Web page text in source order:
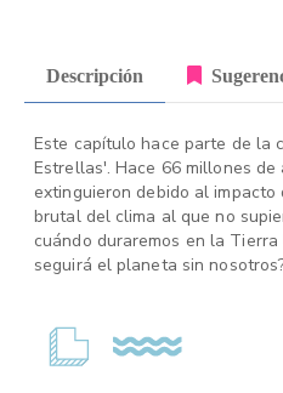
Descripción
Este capítulo hace parte de la
Estrellas'. Hace 66 millones de
extinguieron debido al
brutal del clima al que no
cuándo duraremos en la Tierra
seguirá el planeta sin